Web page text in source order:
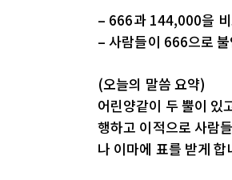
– 666과 144,000을 비
– 사람들이 666으로
(오늘의 말씀 요약)
어린양같이 두 뿔이 있
행하고 이적으로 사람
나 이마에 표를 받게